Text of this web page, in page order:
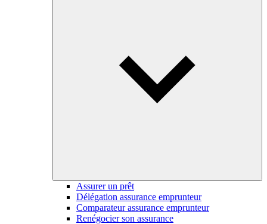
Assurer un prêt
Délégation assurance emprunteur
Comparateur assurance emprunteur
Renégocier son assurance